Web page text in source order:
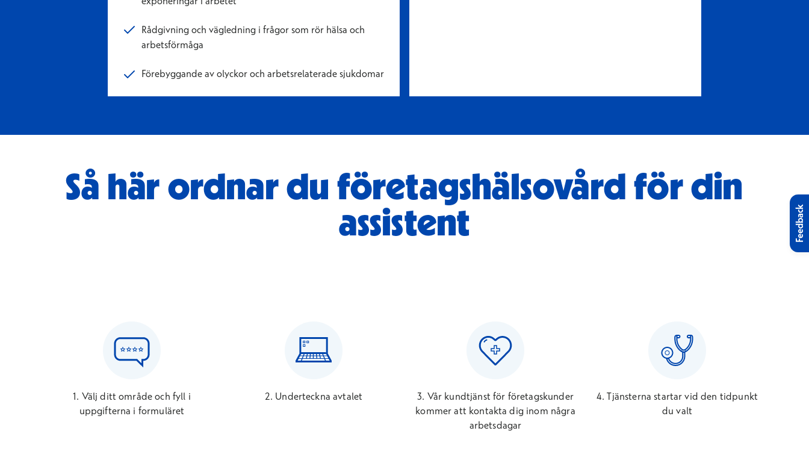
Rådgivning och vägledning i frågor som rör hälsa och
arbetsförmåga
Förebyggande av olyckor och arbetsrelaterade sjukdomar
Så här ordnar du företagshälsovård för din
assistent
1. Välj ditt område och fyll i
uppgifterna i formuläret
2. Underteckna avtalet
3. Vår kundtjänst för företagskunder
kommer att kontakta dig inom några
arbetsdagar
4. Tjänsterna startar vid den tidpunkt
du valt
Feedback